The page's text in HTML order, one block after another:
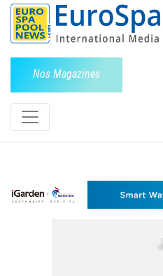
Nos Magazines